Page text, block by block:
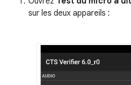
sur les deux appareils :